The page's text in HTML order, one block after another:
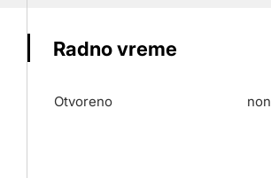
Radno vreme
Otvoreno